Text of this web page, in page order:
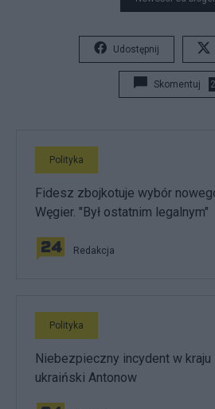
Udostępnij
Skomentuj
Polityka
Fidesz zbojkotuje wybór
Węgier. "Był ostatnim legalnym"
Redakcja
Polityka
Niebezpieczny incydent w kraju
ukraiński Antonow